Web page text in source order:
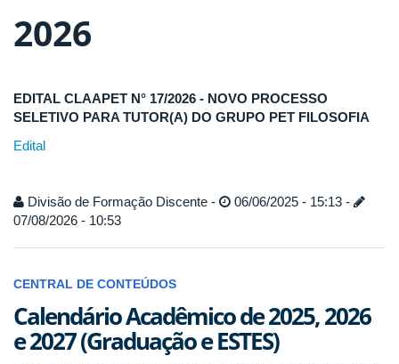
2026
EDITAL CLAAPET N° 17/2026 - NOVO PROCESSO
SELETIVO PARA TUTOR(A) DO GRUPO PET FILOSOFIA
Edital
Divisão de Formação Discente -
06/06/2025 - 15:13 -
07/08/2026 - 10:53
CENTRAL DE CONTEÚDOS
Calendário Acadêmico de 2025, 2026
e 2027 (Graduação e ESTES)